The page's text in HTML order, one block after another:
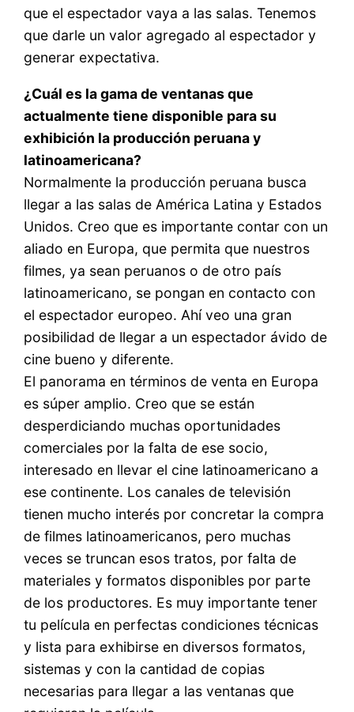
que el espectador vaya a las salas. Tenemos
que darle un valor agregado al espectador y
generar expectativa.
¿Cuál es la gama de ventanas que
actualmente tiene disponible para su
exhibición la producción peruana y
latinoamericana?
Normalmente la producción peruana busca
llegar a las salas de América Latina y Estados
Unidos. Creo que es importante contar con un
aliado en Europa, que permita que nuestros
filmes, ya sean peruanos o de otro país
latinoamericano, se pongan en contacto con
el espectador europeo. Ahí veo una gran
posibilidad de llegar a un espectador ávido de
cine bueno y diferente.
El panorama en términos de venta en Europa
es súper amplio. Creo que se están
desperdiciando muchas oportunidades
comerciales por la falta de ese socio,
interesado en llevar el cine latinoamericano a
ese continente. Los canales de televisión
tienen mucho interés por concretar la compra
de filmes latinoamericanos, pero muchas
veces se truncan esos tratos, por falta de
materiales y formatos disponibles por parte
de los productores. Es muy importante tener
tu película en perfectas condiciones técnicas
y lista para exhibirse en diversos formatos,
sistemas y con la cantidad de copias
necesarias para llegar a las ventanas que